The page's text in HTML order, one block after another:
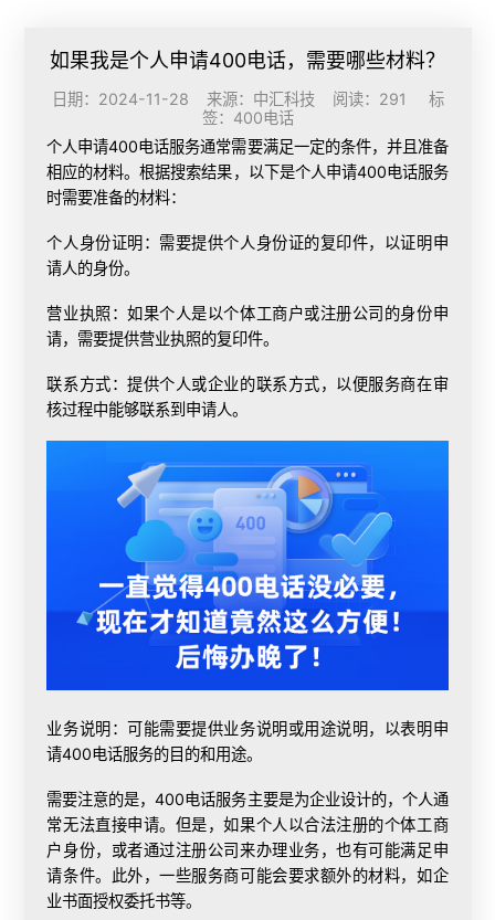
如果我是个人申请400电话，需要哪些材料？
日期：2024-11-28 来源：中汇科技 阅读：291 标
签： 400电话
个人申请400电话服务通常需要满足一定的条件，并且准备
相应的材料。根据搜索结果，以下是个人申请400电话服务
时需要准备的材料：
个人身份证明：需要提供个人身份证的复印件，以证明申
请人的身份。
营业执照：如果个人是以个体工商户或注册公司的身份申
请，需要提供营业执照的复印件。
联系方式：提供个人或企业的联系方式，以便服务商在审
核过程中能够联系到申请人。
业务说明：可能需要提供业务说明或用途说明，以表明申
请400电话服务的目的和用途。
需要注意的是，400电话服务主要是为企业设计的，个人通
常无法直接申请。但是，如果个人以合法注册的个体工商
户身份，或者通过注册公司来办理业务，也有可能满足申
请条件。此外，一些服务商可能会要求额外的材料，如企
业书面授权委托书等。